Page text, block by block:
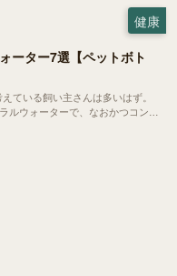
健康
ーター7選【ペットボト
ている飼い主さんは多いはず。
ルウォーターで、なおかつコンビ